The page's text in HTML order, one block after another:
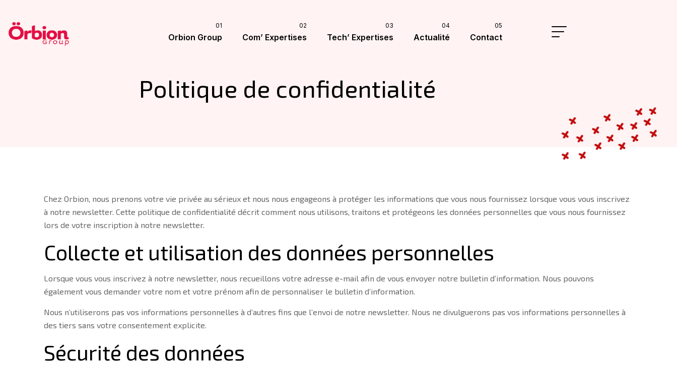
Orbion Group Com’ Expertises Tech’ Expertises Actualité Contact
Politique de confidentialité
Chez Orbion, nous prenons votre vie privée au sérieux et nous nous engageons à protéger les informations que vous nous fournissez lorsque vous vous inscrivez
à notre newsletter. Cette politique de confidentialité décrit comment nous utilisons, traitons et protégeons les données personnelles que vous nous fournissez
lors de votre inscription à notre newsletter.
Collecte et utilisation des données personnelles
Lorsque vous vous inscrivez à notre newsletter, nous recueillons votre adresse e-mail afin de vous envoyer notre bulletin d’information. Nous pouvons
également vous demander votre nom et votre prénom afin de personnaliser le bulletin d’information.
Nous n’utiliserons pas vos informations personnelles à d’autres fins que l’envoi de notre newsletter. Nous ne divulguerons pas vos informations personnelles à
des tiers sans votre consentement explicite.
Sécurité des données